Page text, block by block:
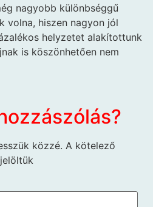
nagyobb különbséggű
volna, hiszen nagyon jól
helyzetet alakítottunk
is köszönhetően nem
közzé. A kötelező